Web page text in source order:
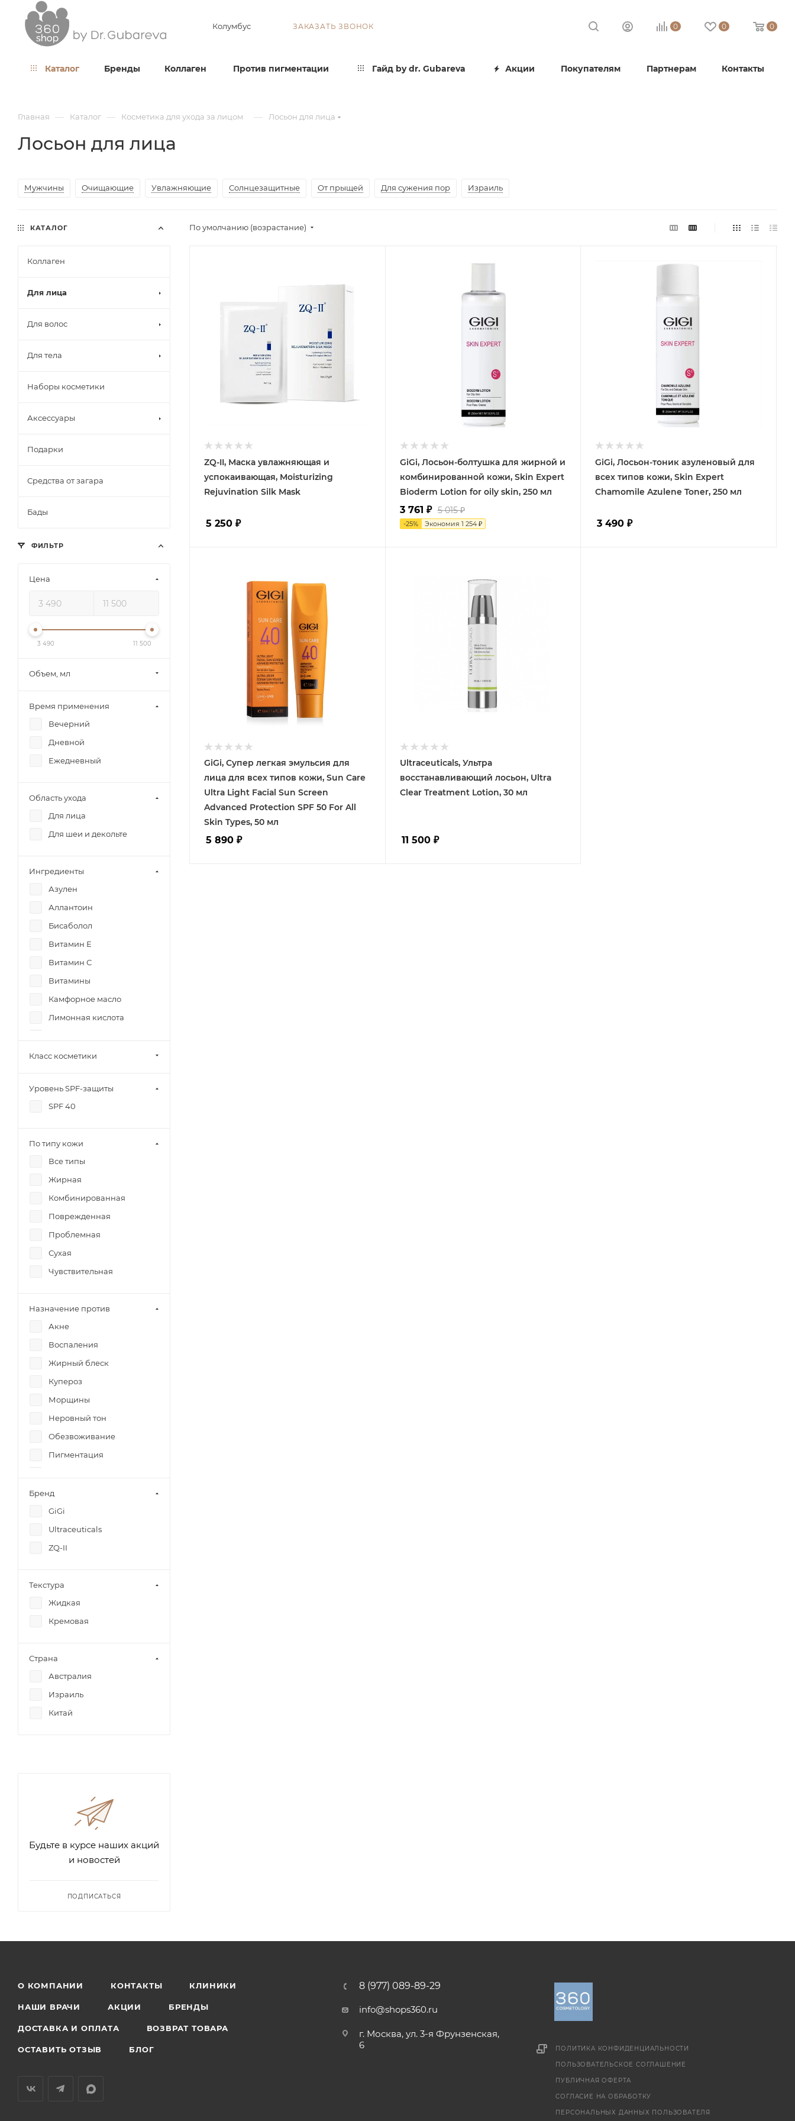
Колумбус ЗАКАЗАТЬ ЗВОНОК 0 0 0
Каталог Бренды Коллаген Против пигментации Гайд by dr. Gubareva Акции Покупателям Партнерам Контакты
Главная — Каталог — Косметика для ухода за лицом — Лосьон для лица
Лосьон для лица
Мужчины Очищающие Увлажняющие Солнцезащитные От прыщей Для сужения пор Израиль
По умолчанию (возрастание)
ZQ-II, Маска увлажняющая и
успокаивающая, Moisturizing
Rejuvination Silk Mask
5 250 ₽
GiGi, Лосьон-болтушка для жирной и
комбинированной кожи, Skin Expert
Bioderm Lotion for oily skin, 250 мл
3 761 ₽ 5 015₽
-25% Экономия 1 254₽
GiGi, Лосьон-тоник азуленовый для
всех типов кожи, Skin Expert
Chamomile Azulene Toner, 250 мл
3 490 ₽
GiGi, Супер легкая эмульсия для
лица для всех типов кожи, Sun Care
Ultra Light Facial Sun Screen
Advanced Protection SPF 50 For All
Skin Types, 50 мл
5 890 ₽
Ultraceuticals, Ультра
восстанавливающий лосьон, Ultra
Clear Treatment Lotion, 30 мл
11 500₽
КАТАЛОГ
Коллаген
Для лица
Для волос
Для тела
Наборы косметики
Аксессуары
Подарки
Средства от загара
Бады
ФИЛЬТР
Цена
3 490 11 500
Объем, мл
Время применения
Вечерний
Дневной
Ежедневный
Область ухода
Для лица
Для шеи и декольте
Ингредиенты
Азулен
Аллантоин
Бисаболол
Витамин Е
Витамин С
Витамины
Камфорное масло
Лимонная кислота
Мочевина
Оксид цинка
Пантенол
Физические фильтры
Экстракт Ромашки
аптечной
Класс косметики
Уровень SPF-защиты
SPF 40
По типу кожи
Все типы
Жирная
Комбинированная
Поврежденная
Проблемная
Сухая
Чувствительная
Назначение против
Акне
Воспаления
Жирный блеск
Купероз
Морщины
Неровный тон
Обезвоживание
Пигментация
Раздражения
Расширенные поры
Старение
Сухость
Усталость
Черные точки
Чувствительность
Бренд
GiGi
Ultraceuticals
ZQ-II
Текстура
Жидкая
Кремовая
Страна
Австралия
Израиль
Китай
Будьте в курсе наших акций
и новостей
ПОДПИСАТЬСЯ
О КОМПАНИИ КОНТАКТЫ КЛИНИКИ
НАШИ ВРАЧИ АКЦИИ БРЕНДЫ
ДОСТАВКА И ОПЛАТА ВОЗВРАТ ТОВАРА
ОСТАВИТЬ ОТЗЫВ БЛОГ
8 (977) 089-89-29
info@shops360.ru
г. Москва, ул. 3-я Фрунзенская,
6
ПОЛИТИКА КОНФИДЕНЦИАЛЬНОСТИ
ПОЛЬЗОВАТЕЛЬСКОЕ СОГЛАШЕНИЕ
ПУБЛИЧНАЯ ОФЕРТА
СОГЛАСИЕ НА ОБРАБОТКУ
ПЕРСОНАЛЬНЫХ ДАННЫХ ПОЛЬЗОВАТЕЛЯ